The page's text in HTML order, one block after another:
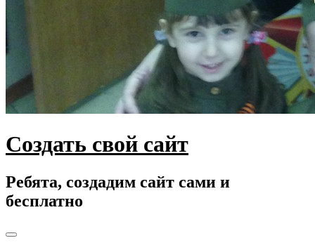
Создать свой сайт
Ребята, создадим сайт сами и
бесплатно
Toggle